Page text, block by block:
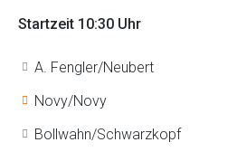
Startzeit 10:30 Uhr
A. Fengler/Neubert
Novy/Novy
Bollwahn/Schwarzkopf